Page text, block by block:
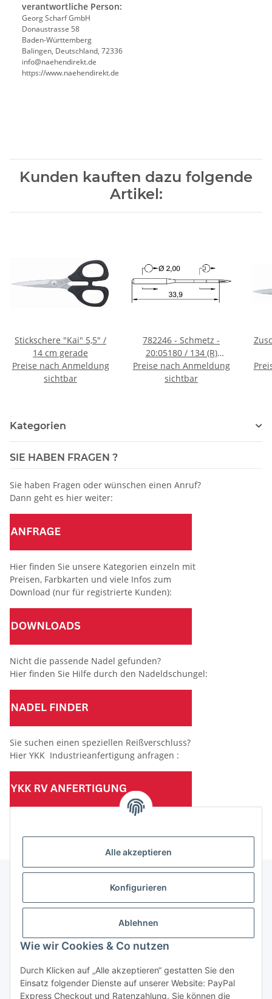
Alle akzeptieren
Konfigurieren
Ablehnen
Wie wir Cookies & Co nutzen
Durch Klicken auf „Alle akzeptieren“ gestatten Sie den
Einsatz folgender Dienste auf unserer Website: PayPal
Express Checkout und Ratenzahlung. Sie können die
verantwortliche Person:
Georg Scharf GmbH
Donaustrasse 58
Baden-Württemberg
Balingen, Deutschland, 72336
info@naehendirekt.de
https://www.naehendirekt.de
Kunden kauften dazu folgende
Artikel:
Stickschere "Kai" 5,5" /
14 cm gerade
Preise nach Anmeldung
sichtbar
782246 - Schmetz -
20:05180 / 134 (R)
Nadeldicke: 80 / Preis
pro Karte á 10 Nadeln
Preise nach Anmeldung
sichtbar
Kategorien
SIE HABEN FRAGEN ?
Sie haben Fragen oder wünschen einen Anruf?
Dann geht es hier weiter:
Hier finden Sie unsere Kategorien einzeln mit
Preisen, Farbkarten und viele Infos zum
Download (nur für registrierte Kunden):
Nicht die passende Nadel gefunden?
Hier finden Sie Hilfe durch den Nadeldschungel:
Sie suchen einen speziellen Reißverschluss?
Hier YKK Industrieanfertigung anfragen :
(Mindesttabnahmemenge 10 Stück je Länge und Farbe)
Informationen
Gesetzliche Informationen
Vertrag widerrufen